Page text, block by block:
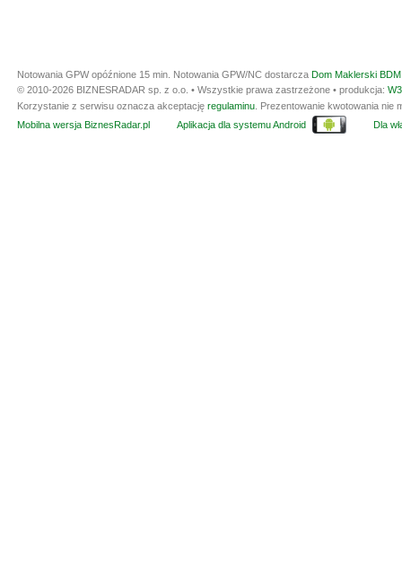
Notowania GPW opóźnione 15 min. Notowania GPW/NC dostarcza Dom Maklerski
© 2010-2026 BIZNESRADAR sp. z o.o. • Wszystkie prawa zastrzeżone • produkcja:
Korzystanie z serwisu oznacza akceptację regulaminu . Prezentowanie kwotowania
Mobilna wersja BiznesRadar.pl
Aplikacja dla systemu Android Dla